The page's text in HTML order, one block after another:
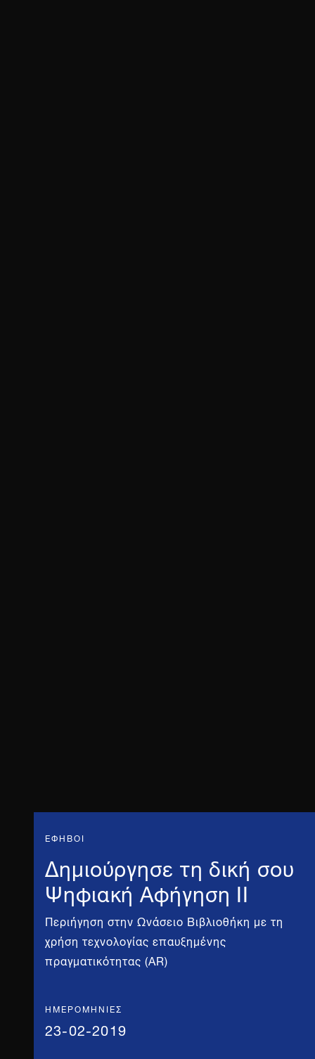
ΕΦΗΒΟΙ
Δημιούργησε τη δική σου
Ψηφιακή Αφήγηση II
Περιήγηση στην Ωνάσειο Βιβλιοθήκη με τη
χρήση τεχνολογίας επαυξημένης
πραγματικότητας (AR)
ΗΜΕΡΟΜΗΝΊΕΣ
23-02-2019